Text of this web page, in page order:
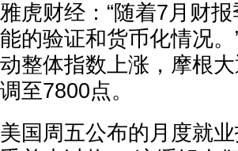
雅虎财经：“随着7月财
能的验证和货币化情况
动整体指数上涨，摩根
调至7800点。
美国周五公布的月度就